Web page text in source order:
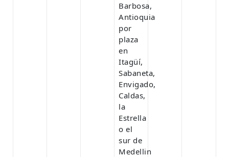
Barbosa,
Antioquia
por
plaza
en
Itagüí,
Sabaneta,
Envigado,
Caldas,
la
Estrella
o el
sur de
Medellin